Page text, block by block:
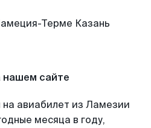
нашем сайте
на авиабилет из Ламезии
месяца в году,